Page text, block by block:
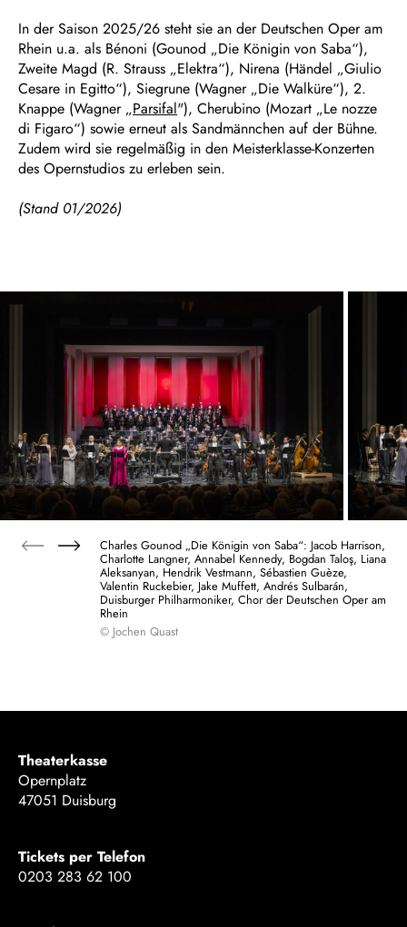
In der Saison 2025/26 steht sie an der Deutschen Oper am
Rhein u.a. als Bénoni (Gounod „Die Königin von Saba“),
Zweite Magd (R. Strauss „Elektra“), Nirena (Händel „Giulio
Cesare in Egitto“), Siegrune (Wagner „Die Walküre“), 2.
Knappe (Wagner „Parsifal"), Cherubino (Mozart „Le nozze
di Figaro“) sowie erneut als Sandmännchen auf der Bühne.
Zudem wird sie regelmäßig in den Meisterklasse-Konzerten
des Opernstudios zu erleben sein.
(Stand 01/2026)
Charles Gounod „Die Königin von Saba“: Jacob Harrison,
Charlotte Langner, Annabel Kennedy, Bogdan Taloş, Liana
Aleksanyan, Hendrik Vestmann, Sébastien Guèze,
Valentin Ruckebier, Jake Muffett, Andrés Sulbarán,
Duisburger Philharmoniker, Chor der Deutschen Oper am
Rhein
© Jochen Quast
Theaterkasse
Opernplatz
47051 Duisburg
Tickets per Telefon
0203 283 62 100